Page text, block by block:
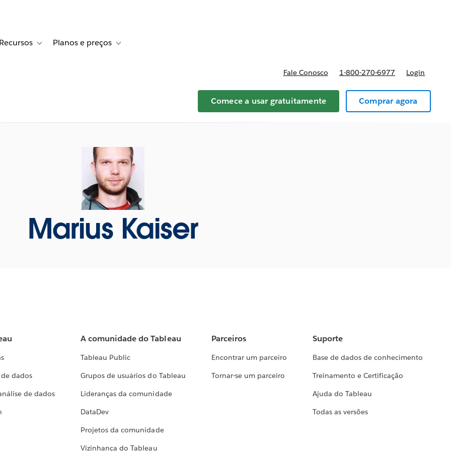
Histórias de clientes
sub-navigation for Soluções
Recursos Toggle sub-navigation for Recursos
Planos e preços Toggle sub-navigation for Planos e preços
Fale Conosco 1-800-270-6977 Login
Comece a usar gratuitamente Comprar agora
Marius Kaiser
dados
de dados
A comunidade do Tableau
Tableau Public
Grupos de usuários do Tableau
Lideranças da comunidade
DataDev
Projetos da comunidade
Vizinhança do Tableau
Parceiros
Encontrar um parceiro
Tornar-se um parceiro
Suporte
Base de dados de conhecimento
Treinamento e Certificação
Ajuda do Tableau
Todas as versões